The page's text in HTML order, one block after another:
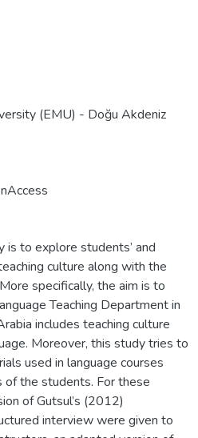
(EMU) - Doğu Akdeniz
is to explore students’ and
culture along with the
specifically, the aim is to
Teaching Department in
includes teaching culture
Moreover, this study tries to
used in language courses
of the students. For these
of Gutsul’s (2012)
interview were given to